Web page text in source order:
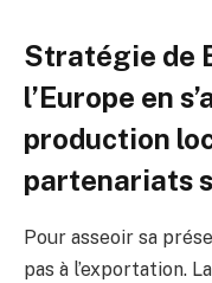
Stratégie de
l’Europe en
production
partenariats
Pour asseoir sa
pas à l’exportation.